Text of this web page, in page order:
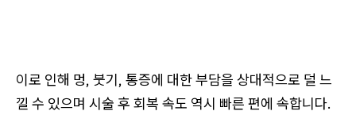
이로 인해 멍, 붓기, 통증에 대한 부담을 상대적으로 덜 느
낄 수 있으며 시술 후 회복 속도 역시 빠른 편에 속합니다.